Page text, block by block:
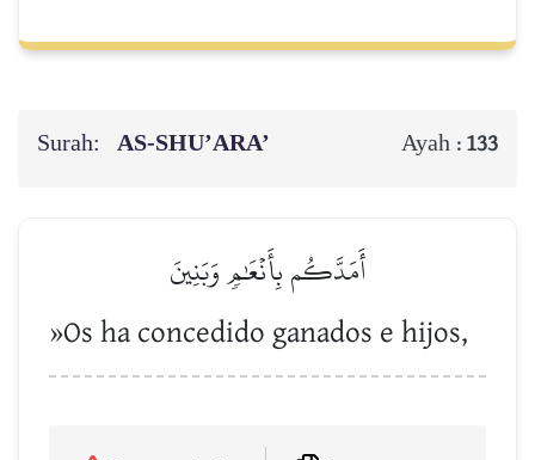
Surah: AS-SHU’ARA’ Ayah : 133
أَمَدَّكُم بِأَنۡعَٰمٖ وَبَنِينَ
»Os ha concedido ganados e hijos,